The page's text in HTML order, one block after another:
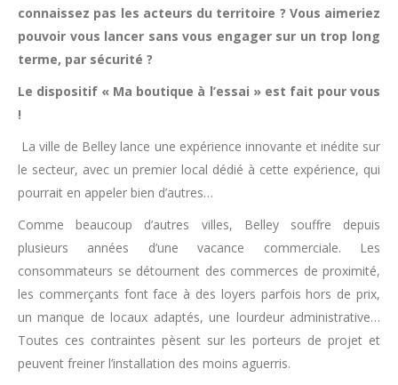
connaissez pas les acteurs du territoire ? Vous aimeriez
pouvoir vous lancer sans vous engager sur un trop long
terme, par sécurité ?
Le dispositif « Ma boutique à l’essai » est fait pour vous
!
La ville de Belley lance une expérience innovante et inédite sur
le secteur, avec un premier local dédié à cette expérience, qui
pourrait en appeler bien d’autres…
Comme beaucoup d’autres villes, Belley souffre depuis
plusieurs années d’une vacance commerciale. Les
consommateurs se détournent des commerces de proximité,
les commerçants font face à des loyers parfois hors de prix,
un manque de locaux adaptés, une lourdeur administrative…
Toutes ces contraintes pèsent sur les porteurs de projet et
peuvent freiner l’installation des moins aguerris.